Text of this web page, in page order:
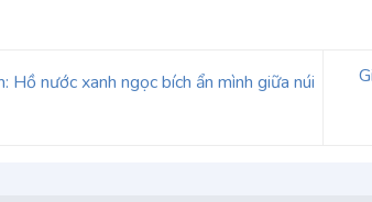
Hồ nước xanh ngọc bích ẩn mình giữa núi